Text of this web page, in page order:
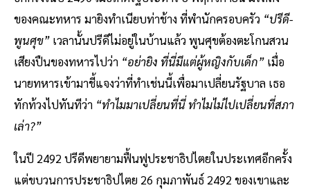
ของคณะทหาร มายิงทำเนียบท่าช้าง ที่พำนักครอบครัว “ปรีดี-
พูนศุข” เวลานั้นปรีดีไม่อยู่ในบ้านแล้ว พูนศุขต้องตะโกนสวน
เสียงปืนของทหารไปว่า “อย่ายิง ที่นี่มีแต่ผู้หญิงกับเด็ก” เมื่อ
นายทหารเข้ามาชี้แจงว่าที่ทำเช่นนี้เพื่อมาเปลี่ยนรัฐบาล เธอ
ทักท้วงไปทันทีว่า “ทำไมมาเปลี่ยนที่นี่ ทำไมไม่ไปเปลี่ยนที่สภา
เล่า?”
ในปี 2492 ปรีดีพยายามฟื้นฟูประชาธิปไตยในประเทศอีกครั้ง
แต่ขบวนการประชาธิปไตย 26 กุมภาพันธ์ 2492 ของเขาและ